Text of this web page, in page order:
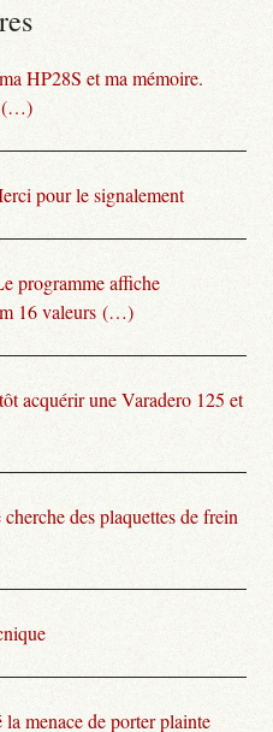
HP28S et ma mémoire.
(…)
pour le signalement
programme affiche
16 valeurs (…)
acquérir une Varadero 125 et
des plaquettes de frein
la menace de porter plainte